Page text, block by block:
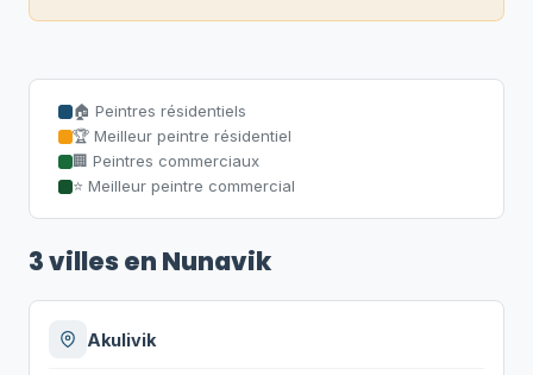
🏠 Peintres résidentiels
🏆 Meilleur peintre résidentiel
🏢 Peintres commerciaux
⭐ Meilleur peintre commercial
3 villes en Nunavik
Akulivik